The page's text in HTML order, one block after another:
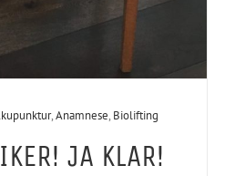
,Anamnese, Biolifting
JA KLAR!